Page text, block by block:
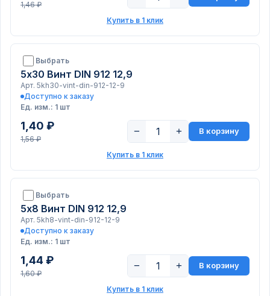
1,46 ₽
Купить в 1 клик
Выбрать
5х30 Винт DIN 912 12,9
Арт. 5kh30-vint-din-912-12-9
Доступно к заказу
Ед. изм.: 1 шт
1,40 ₽
1,56 ₽
− + В корзину
Купить в 1 клик
Выбрать
5х8 Винт DIN 912 12,9
Арт. 5kh8-vint-din-912-12-9
Доступно к заказу
Ед. изм.: 1 шт
1,44 ₽
1,60 ₽
− + В корзину
Купить в 1 клик